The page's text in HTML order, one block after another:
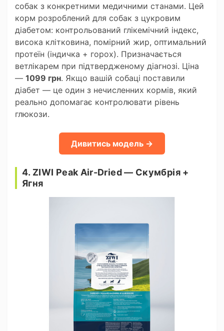
собак з конкретними медичними станами. Цей
корм розроблений для собак з цукровим
діабетом: контрольований глікемічний індекс,
висока клітковина, помірний жир, оптимальний
протеїн (індичка + горох). Призначається
ветлікарем при підтвердженому діагнозі. Ціна
— 1099 грн. Якщо вашій собаці поставили
діабет — це один з нечисленних кормів, який
реально допомагає контролювати рівень
глюкози.
Дивитись модель →
4. ZIWI Peak Air-Dried — Скумбрія +
Ягня